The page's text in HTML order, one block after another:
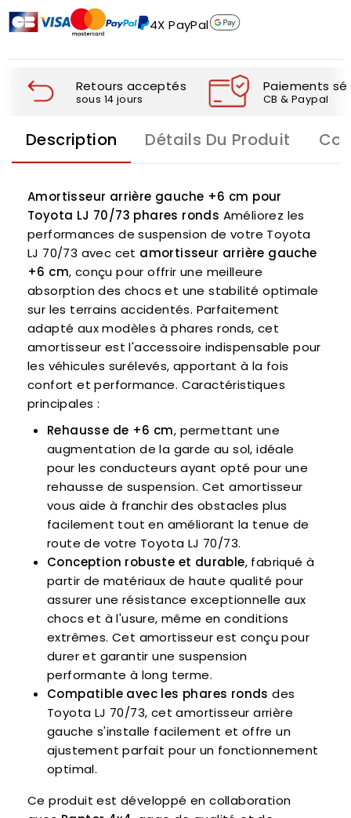
4X PayPal
Retours acceptés
sous 14 jours
Paiements
CB & Paypal
Description Détails Du Produit
Amortisseur arrière gauche +6 cm pour
Toyota LJ 70/73 phares ronds Améliorez les
performances de suspension de votre Toyota
LJ 70/73 avec cet amortisseur arrière gauche
+6 cm, conçu pour offrir une meilleure
absorption des chocs et une stabilité optimale
sur les terrains accidentés. Parfaitement
adapté aux modèles à phares ronds, cet
amortisseur est l'accessoire indispensable pour
les véhicules surélevés, apportant à la fois
confort et performance. Caractéristiques
principales :
Rehausse de +6 cm, permettant une
augmentation de la garde au sol, idéale
pour les conducteurs ayant opté pour une
rehausse de suspension. Cet amortisseur
vous aide à franchir des obstacles plus
facilement tout en améliorant la tenue de
route de votre Toyota LJ 70/73.
Conception robuste et durable, fabriqué à
partir de matériaux de haute qualité pour
assurer une résistance exceptionnelle aux
chocs et à l'usure, même en conditions
extrêmes. Cet amortisseur est conçu pour
durer et garantir une suspension
performante à long terme.
Compatible avec les phares ronds des
Toyota LJ 70/73, cet amortisseur arrière
gauche s'installe facilement et offre un
ajustement parfait pour un fonctionnement
optimal.
Ce produit est développé en collaboration